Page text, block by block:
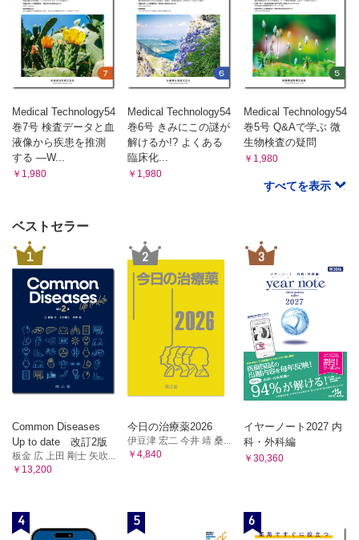
Medical Technology54
巻7号 検査データと血
液像から疾患を推測
する ―W...
￥1,980
Medical Technology54
巻6号 きみにこの謎が
解けるか!? よくある
臨床化...
￥1,980
Medical Technology54
巻5号 Q&Aで学ぶ 微
生物検査の疑問
￥1,980
すべてを表示
ベストセラー
1
Common Diseases
Up to date 改訂2版
板金 広 上田 剛士 矢吹...
￥13,200
2
今日の治療薬2026
伊豆津 宏二 今井 靖 桑...
￥4,840
3
イヤーノート2027 内
科・外科編
￥30,360
4 5 6